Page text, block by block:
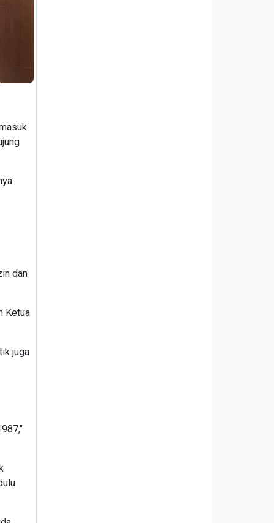
dan
Ketua
juga